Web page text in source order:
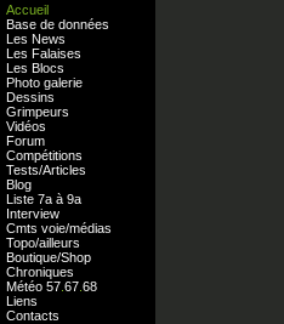
Accueil
Base de données
Les News
Les Falaises
Les Blocs
Photo galerie
Dessins
Grimpeurs
Vidéos
Forum
Compétitions
Tests/Articles
Blog
Liste 7a à 9a
Interview
Cmts voie/médias
Topo/ailleurs
Boutique/Shop
Chroniques
Météo 57 67 68
Liens
Contacts